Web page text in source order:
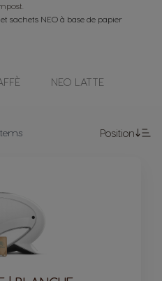
sachets NEO à base de papier
NEO LATTE
Position